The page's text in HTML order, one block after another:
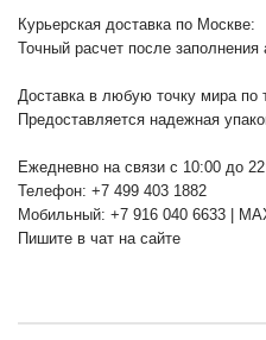
Курьерская доставка по Москве:
Точный расчет после заполнения
Доставка в любую точку мира
Предоставляется надежная
Ежедневно на связи с 10:00 до
Телефон: +7 499 403 1882
Мобильный: +7 916 040 6633 |
Пишите в чат на сайте